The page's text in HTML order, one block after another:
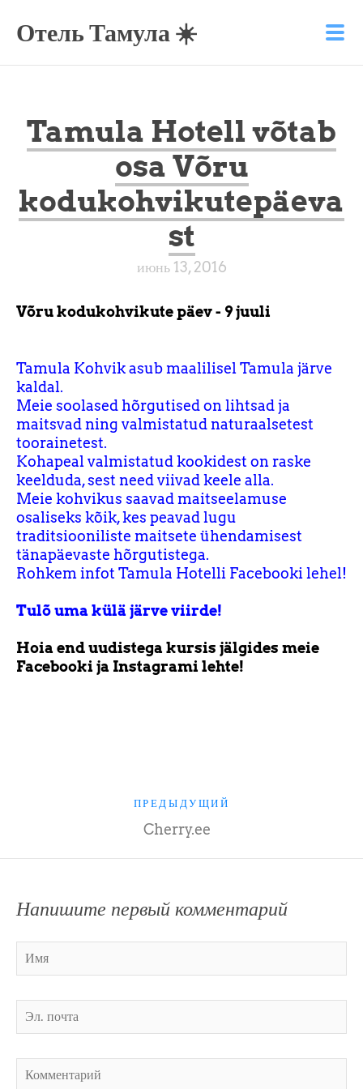
Отель Тамула ☀️
Tamula Hotell võtab
osa Võru
kodukohvikutepäeva
st
июнь 13, 2016
Võru kodukohvikute päev - 9 juuli
Tamula Kohvik asub maalilisel Tamula järve
kaldal.
Meie soolased hõrgutised on lihtsad ja
maitsvad ning valmistatud naturaalsetest
toorainetest.
Kohapeal valmistatud kookidest on raske
keelduda, sest need viivad keele alla.
Meie kohvikus saavad maitseelamuse
osaliseks kõik, kes peavad lugu
traditsiooniliste maitsete ühendamisest
tänapäevaste hõrgutistega.
Rohkem infot Tamula Hotelli Facebooki lehel!
Tulõ uma külä järve viirde!
Hoia end uudistega kursis jälgides meie
Facebooki ja Instagrami lehte!
ПРЕДЫДУЩИЙ
Cherry.ee
Напишите первый комментарий